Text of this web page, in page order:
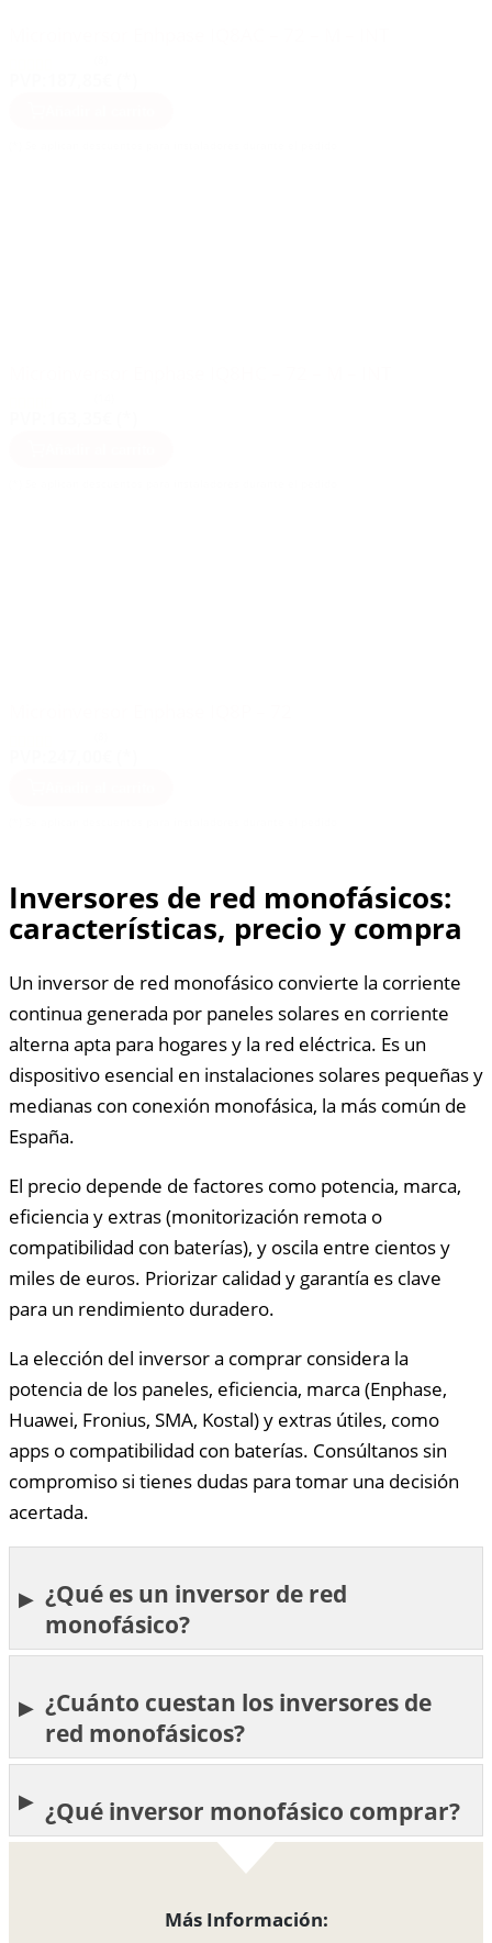
Inversores de red monofásicos:
características, precio y compra
Un inversor de red monofásico convierte la corriente
continua generada por paneles solares en corriente
alterna apta para hogares y la red eléctrica. Es un
dispositivo esencial en instalaciones solares pequeñas y
medianas con conexión monofásica, la más común de
España.
El precio depende de factores como potencia, marca,
eficiencia y extras (monitorización remota o
compatibilidad con baterías), y oscila entre cientos y
miles de euros. Priorizar calidad y garantía es clave
para un rendimiento duradero.
La elección del inversor a comprar considera la
potencia de los paneles, eficiencia, marca (Enphase,
Huawei, Fronius, SMA, Kostal) y extras útiles, como
apps o compatibilidad con baterías. Consúltanos sin
compromiso si tienes dudas para tomar una decisión
acertada.
¿Qué es un inversor de red
monofásico?
¿Cuánto cuestan los inversores de
red monofásicos?
¿Qué inversor monofásico comprar?
Más Información: